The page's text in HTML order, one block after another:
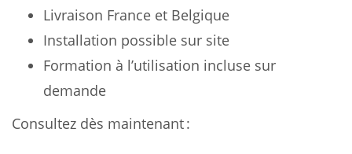
Livraison France et Belgique
Installation possible sur site
Formation à l’utilisation incluse sur
demande
Consultez dès maintenant :